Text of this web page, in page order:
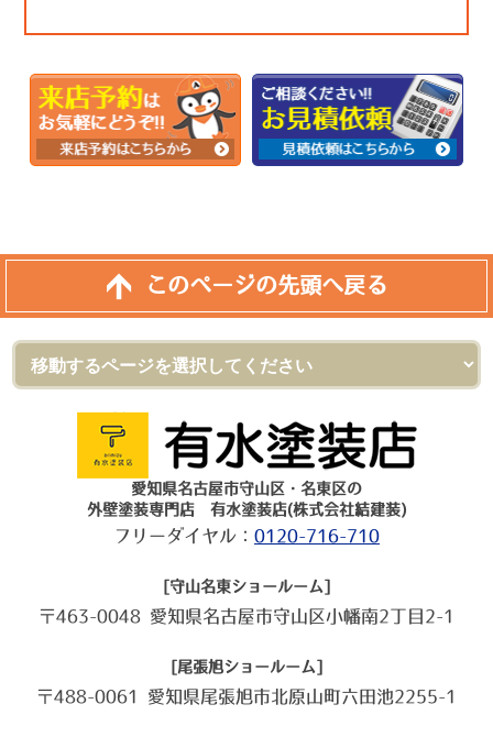
このページの先頭へ戻る
愛知県名古屋市守山区・名東区の
外壁塗装専門店 有水塗装店(株式会社結建装)
フリーダイヤル： 0120-716-710
[守山名東ショールーム]
〒463-0048 愛知県名古屋市守山区小幡南2丁目2-1
[尾張旭ショールーム]
〒488-0061 愛知県尾張旭市北原山町六田池2255-1